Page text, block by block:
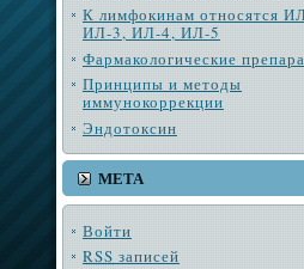
К лимфокинам относятся
ИЛ-3, ИЛ-4, ИЛ-5
Фармакологические
Принципы и методы
иммунокоррекции
Эндотоксин
МЕТА
Войти
RSS записей